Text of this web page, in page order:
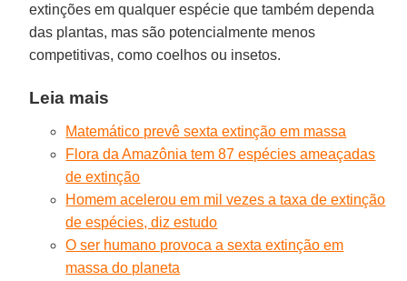
extinções em qualquer espécie que também dependa
das plantas, mas são potencialmente menos
competitivas, como coelhos ou insetos.
Leia mais
Matemático prevê sexta extinção em massa
Flora da Amazônia tem 87 espécies ameaçadas
de extinção
Homem acelerou em mil vezes a taxa de extinção
de espécies, diz estudo
O ser humano provoca a sexta extinção em
massa do planeta